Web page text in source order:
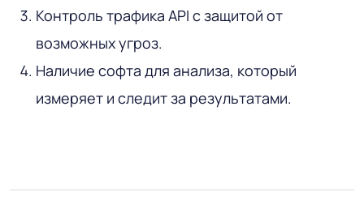
Контроль трафика API с защитой от
возможных угроз.
Наличие софта для анализа, который
измеряет и следит за результатами.